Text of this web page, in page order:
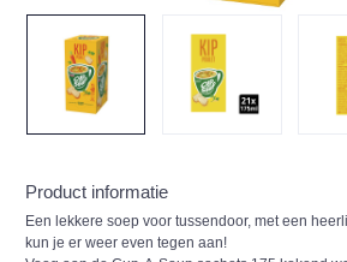
Product informatie
Een lekkere soep voor tussendoor, met een
kun je er weer even tegen aan!